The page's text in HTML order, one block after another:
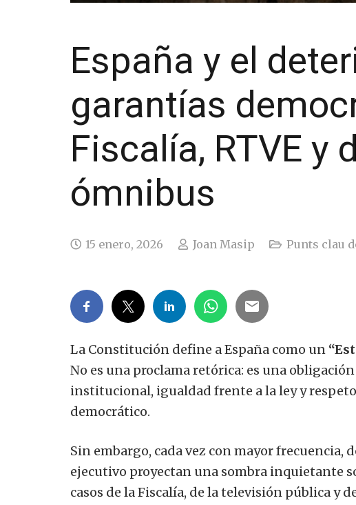
España y el
garantías
Fiscalía, RTVE y
ómnibus
15 enero, 2026 Joan Masip Punts clau
La Constitución define a España como un
No es una proclama retórica: es una
institucional, igualdad frente a la ley y
democrático.
Sin embargo, cada vez con mayor frecuencia,
ejecutivo proyectan una sombra inquietante
casos de la Fiscalía, de la televisión pública y